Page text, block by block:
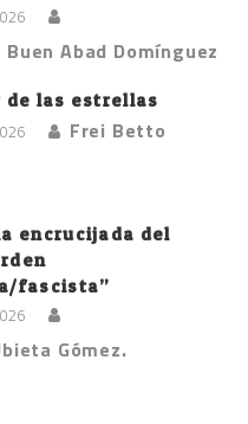
Abad Domínguez
de las estrellas
Frei Betto
encrucijada del
fascista”
Gómez.